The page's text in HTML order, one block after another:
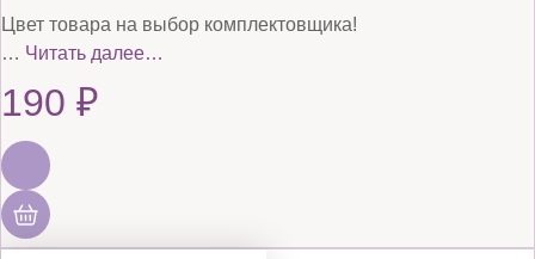
Цвет товара на выбор комплектовщика!
… Читать далее…
190 ₽